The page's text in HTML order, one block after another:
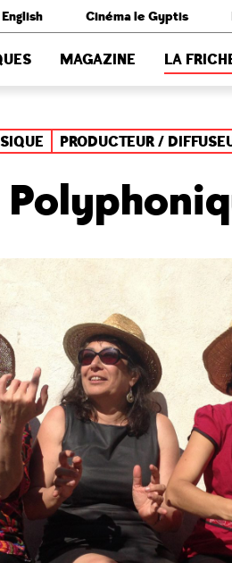
Cinéma le Gyptis
MAGAZINE LA
PRODUCTEUR /